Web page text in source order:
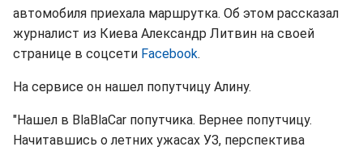
автомобиля приехала маршрутка. Об этом рассказал
журналист из Киева Александр Литвин на своей
странице в соцсети Facebook.
На сервисе он нашел попутчицу Алину.
"Нашел в BlaBlaCar попутчика. Вернее попутчицу.
Начитавшись о летних ужасах УЗ, перспектива